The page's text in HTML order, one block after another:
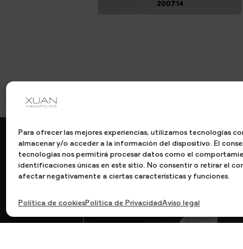
Para ofrecer las mejores experiencias, utilizamos tecnologías
almacenar y/o acceder a la información del dispositivo. El
tecnologías nos permitirá procesar datos como el
identificaciones únicas en este sitio. No consentir o retirar el
afectar negativamente a ciertas características y funciones.
Política de cookiesPolítica de PrivacidadAviso legal
200714